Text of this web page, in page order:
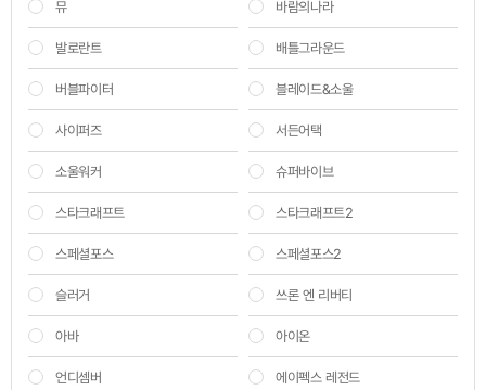
뮤 바람의나라
발로란트 배틀그라운드
버블파이터 블레이드&소울
사이퍼즈 서든어택
소울워커 슈퍼바이브
스타크래프트 스타크래프트2
스페셜포스 스페셜포스2
슬러거 쓰론 엔 리버티
아바 아이온
언디셈버 에이펙스 레전드